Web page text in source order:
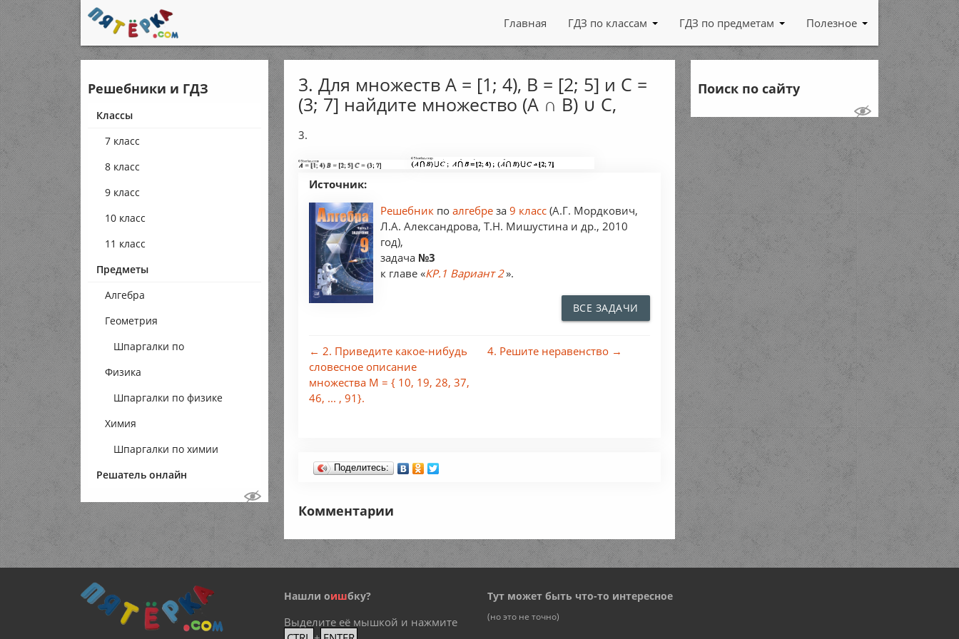
Главная ГДЗ по классам ГДЗ по предметам Полезное
Решебники и ГДЗ
Классы
7 класс
8 класс
9 класс
10 класс
11 класс
Предметы
Алгебра
Геометрия
Шпаргалки по
геометрии
Физика
Шпаргалки по физике
Химия
Шпаргалки по химии
Решатель онлайн
3. Для множеств А = [1; 4), В = [2; 5] и С =
(3; 7] найдите множество (А ∩ В) ∪ С,
3.
Источник:
Решебник поалгебреза9 класс (А.Г. Мордкович,
Л.А. Александрова, Т.Н. Мишустина и др., 2010
год),
задача №3
к главе «КР.1 Вариант 2».
ВСЕ ЗАДАЧИ
← 2. Приведите какое-нибудь
словесное описание
множества М = { 10, 19, 28, 37,
46, ... , 91}.
4. Решите неравенство →
Поделитесь:
Комментарии
Поиск по сайту
Нашли оишбку?
Выделите её мышкой и нажмите
Тут может быть что-то интересное
(но это не точно)